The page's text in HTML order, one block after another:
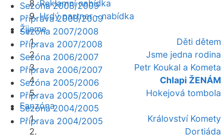
Reklamní nabídka
Hrdý partner - nabídka
Žijeme
Děti dětem
Jsme jedna rodina
Petr Koukal a Kometa
Chlapi ŽENÁM
Hokejová tombola
Fanzóna
Království Komety
Dortiáda
Sezóna 2008/2009
Příprava 2008/2009
Sezóna 2007/2008
Příprava 2007/2008
Sezóna 2006/2007
Příprava 2006/2007
Sezóna 2005/2006
Příprava 2005/2006
Sezóna 2004/2005
Příprava 2004/2005